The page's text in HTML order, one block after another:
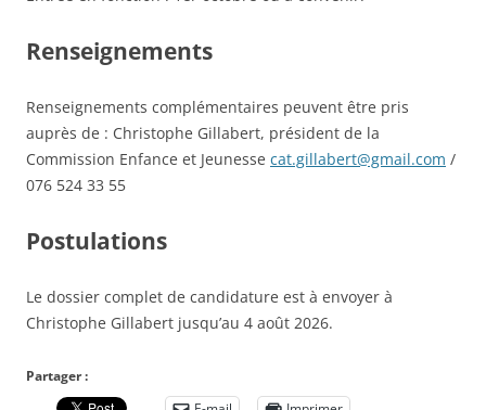
Renseignements
Renseignements complémentaires peuvent être pris
auprès de : Christophe Gillabert, président de la
Commission Enfance et Jeunesse cat.gillabert@gmail.com /
076 524 33 55
Postulations
Le dossier complet de candidature est à envoyer à
Christophe Gillabert jusqu’au 4 août 2026.
Partager :